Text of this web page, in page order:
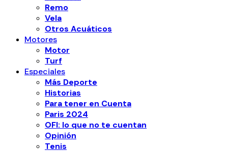
Remo
Vela
Otros Acuáticos
Motores
Motor
Turf
Especiales
Más Deporte
Historias
Para tener en Cuenta
Paris 2024
OFI: lo que no te cuentan
Opinión
Tenis